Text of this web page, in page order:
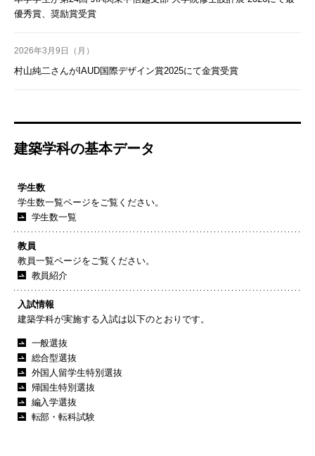
優秀賞、奨励賞受賞
2026年3月9日（月）
村山純二さんがIAUD国際デザイン賞2025にて金賞受賞
建築学科の基本データ
学生数
学生数一覧ページをご覧ください。
学生数一覧
教員
教員一覧ページをご覧ください。
教員紹介
入試情報
建築学科が実施する入試は以下のとおりです。
一般選抜
総合型選抜
外国人留学生特別選抜
帰国生特別選抜
編入学選抜
転部・転科試験